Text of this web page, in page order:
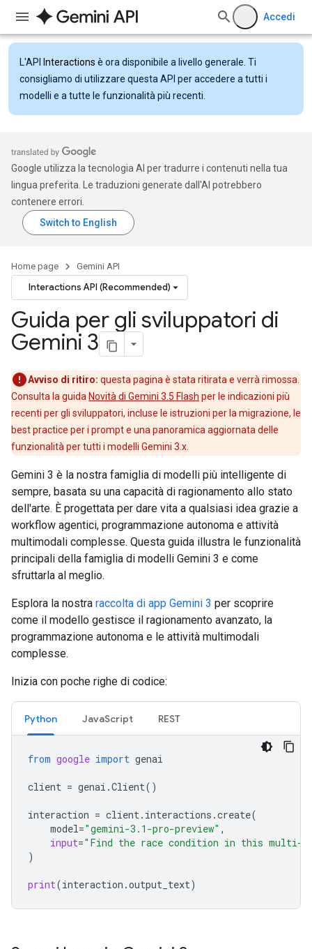
Accedi
L'API Interactions è ora disponibile a livello generale. Ti
consigliamo di utilizzare questa API per accedere a tutti i
modelli e a tutte le funzionalità più recenti.
Google utilizza la tecnologia AI per tradurre i contenuti nella tua
lingua preferita. Le traduzioni generate dall'AI potrebbero
contenere errori.
Home page Gemini API
Interactions API (Recommended)
Guida per gli sviluppatori di
Gemini 3
Avviso di ritiro: questa pagina è stata ritirata e verrà rimossa.
Consulta la guida Novità di Gemini 3.5 Flash per le indicazioni più
recenti per gli sviluppatori, incluse le istruzioni per la migrazione, le
best practice per i prompt e una panoramica aggiornata delle
funzionalità per tutti i modelli Gemini 3.x.
Gemini 3 è la nostra famiglia di modelli più intelligente di
sempre, basata su una capacità di ragionamento allo stato
dell'arte. È progettata per dare vita a qualsiasi idea grazie a
workflow agentici, programmazione autonoma e attività
multimodali complesse. Questa guida illustra le funzionalità
principali della famiglia di modelli Gemini 3 e come
sfruttarla al meglio.
Esplora la nostra raccolta di app Gemini 3 per scoprire
come il modello gestisce il ragionamento avanzato, la
programmazione autonoma e le attività multimodali
complesse.
Inizia con poche righe di codice:
Python JavaScript REST
from google import genai
client = genai .Client()
interaction = client. interactions .create(
model="gemini-3.1-pro-preview" ,
input="Find the race condition in this multi-
)
print(interaction .output_text)